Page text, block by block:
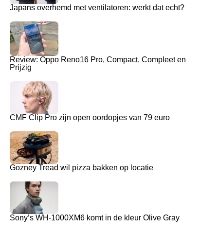
Japans overhemd met ventilatoren: werkt dat echt?
Review: Oppo Reno16 Pro, Compact, Compleet en
Prijzig
CMF Clip Pro zijn open oordopjes van 79 euro
Gozney Tread wil pizza bakken op locatie
Sony’s WH-1000XM6 komt in de kleur Olive Gray